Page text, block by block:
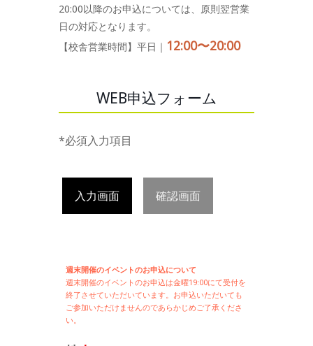
20:00以降のお申込については、原則翌営業
日の対応となります。
【校舎営業時間】平日｜ 12:00〜20:00
WEB申込フォーム
*必須入力項目
入力画面 確認画面
週末開催のイベントのお申込について
週末開催のイベントのお申込は金曜19:00にて受付を
終了させていただいています。お申込いただいても
ご参加いただけませんのであらかじめご了承くださ
い。